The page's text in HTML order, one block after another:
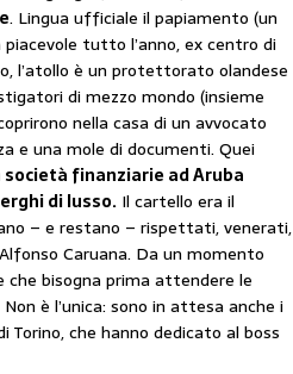
. Lingua ufficiale il papiamento (un
tutto l’anno, ex centro di
l’atollo è un protettorato olandese
di mezzo mondo (insieme
nella casa di un avvocato
e una mole di documenti. Quei
finanziarie ad Aruba
di lusso.Il cartello era il
– e restano – rispettati, venerati,
Caruana. Da un momento
che bisogna prima attendere le
è l’unica: sono in attesa anche i
Torino, che hanno dedicato al boss